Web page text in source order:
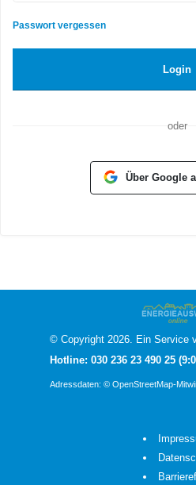
Passwort vergessen
Login
oder
Über Google
© Copyright 2026. Ein Service
Hotline: 030 236 23 490 25
Adressdaten: © OpenStreetMap-